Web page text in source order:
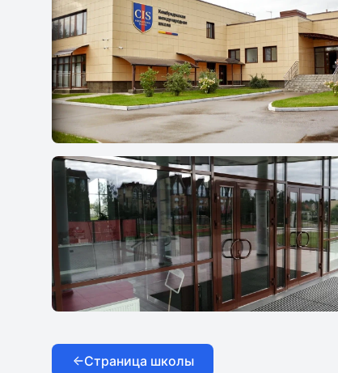
Кембриджская Международная Школа в
Горках
Горках
Страница школы